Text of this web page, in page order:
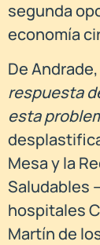
segunda
economía
De
respuesta
esta
Mesa y la
Saludables
hospitales
Martín de